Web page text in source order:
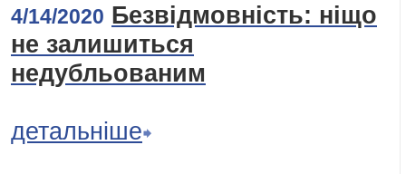
4/14/2020 Безвідмовність: ніщо
не залишиться
недубльованим
детальніше